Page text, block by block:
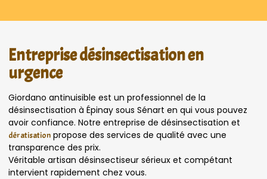
Entreprise désinsectisation en
urgence
Giordano antinuisible est un professionnel de la
désinsectisation à Épinay sous Sénart en qui vous pouvez
avoir confiance. Notre entreprise de désinsectisation et
dératisation propose des services de qualité avec une
transparence des prix.
Véritable artisan désinsectiseur sérieux et compétant
intervient rapidement chez vous.